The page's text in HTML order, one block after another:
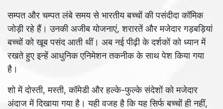
सम्पत और चम्पत लंबे समय से भारतीय बच्चों की पसंदीदा कॉमिक
जोड़ी रहे हैं। उनकी अजीब योजनाएं, शरारतें और मजेदार गड़बड़ियां
बच्चों को खूब पसंद आती थीं। अब नई पीढ़ी के दर्शकों को ध्यान में
रखते हुए इन्हें आधुनिक एनिमेशन तकनीक के साथ पेश किया गया
है।
शो में दोस्ती, मस्ती, कॉमेडी और हल्के-फुल्के संदेशों को मजेदार
अंदाज में दिखाया गया है। यही वजह है कि यह सिर्फ बच्चों ही नहीं,